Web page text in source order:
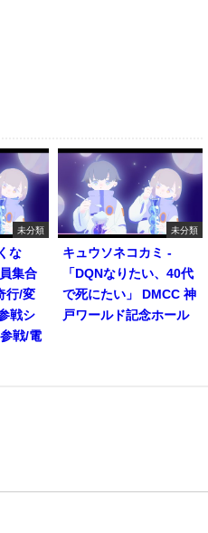
未分類
な
集合
行/変
戦シ
戦/電
未分類
キュウソネコカミ -
「DQNなりたい、40代
で死にたい」 DMCC 神
戸ワールド記念ホール